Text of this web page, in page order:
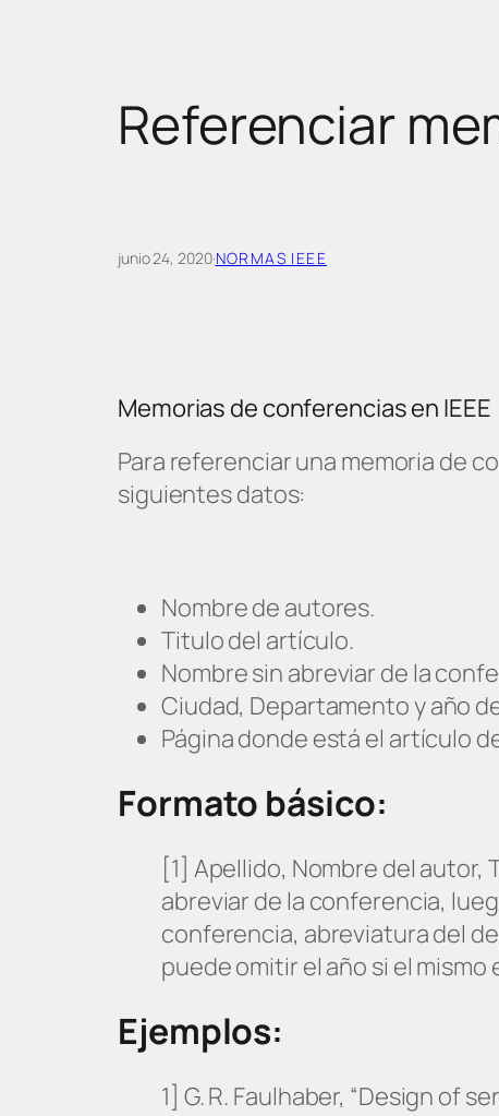
Referenciar
junio 24, 2020·NORMAS IEEE
Memorias de conferencias en IEEE
Para referenciar una memoria de
siguientes datos:
Nombre de autores.
Titulo del artículo.
Nombre sin abreviar de la
Ciudad, Departamento y año
Página donde está el artículo
Formato básico:
[1] Apellido, Nombre del autor,
abreviar de la conferencia,
conferencia, abreviatura del
puede omitir el año si el
Ejemplos:
1] G. R. Faulhaber, “Design of